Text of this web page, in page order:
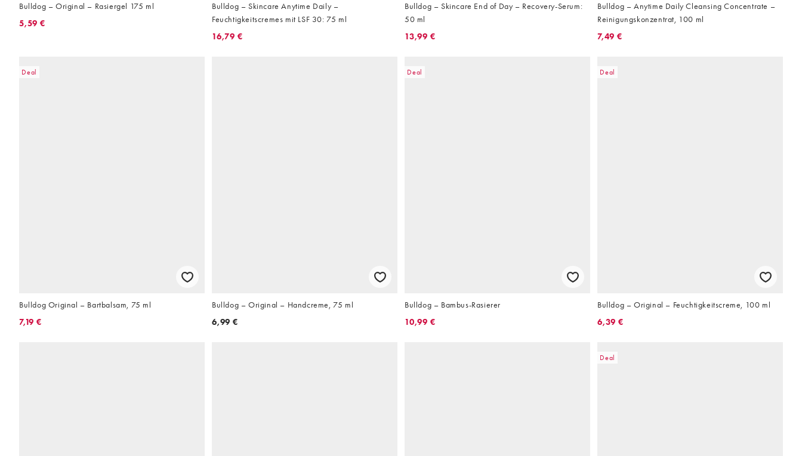
Bulldog – Original – Rasiergel 175 ml
5,59 €
Bulldog – Skincare Anytime Daily –
Feuchtigkeitscremes mit LSF 30: 75 ml
16,79 €
Bulldog – Skincare End of Day – Recovery-Serum:
50 ml
13,99 €
Bulldog – Anytime Daily Cleansing Concentrate –
Reinigungskonzentrat, 100 ml
7,49 €
Deal
Bulldog Original – Bartbalsam, 75 ml
7,19 €
Bulldog – Original – Handcreme, 75 ml
6,99 €
Deal
Bulldog – Bambus-Rasierer
10,99 €
Deal
Bulldog – Original – Feuchtigkeitscreme, 100 ml
6,39 €
Deal